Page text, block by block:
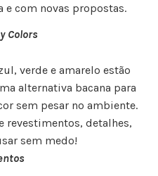
com novas propostas.
Colors
verde e amarelo estão
alternativa bacana para
sem pesar no ambiente.
revestimentos, detalhes,
sem medo!